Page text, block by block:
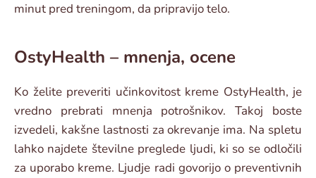
minut pred treningom, da pripravijo telo.
OstyHealth – mnenja, ocene
Ko želite preveriti učinkovitost kreme OstyHealth, je
vredno prebrati mnenja potrošnikov. Takoj boste
izvedeli, kakšne lastnosti za okrevanje ima. Na spletu
lahko najdete številne preglede ljudi, ki so se odločili
za uporabo kreme. Ljudje radi govorijo o preventivnih